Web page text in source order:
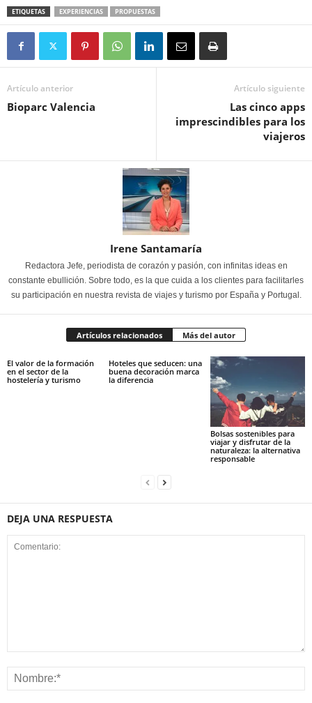
ETIQUETAS EXPERIENCIAS PROPUESTAS
Artículo anterior
Bioparc Valencia
Artículo siguiente
Las cinco apps
imprescindibles para los
viajeros
Irene Santamaría
Redactora Jefe, periodista de corazón y pasión, con infinitas ideas en
constante ebullición. Sobre todo, es la que cuida a los clientes para facilitarles
su participación en nuestra revista de viajes y turismo por España y Portugal.
Artículos relacionados Más del autor
El valor de la formación
en el sector de la
hostelería y turismo
Hoteles que seducen: una
buena decoración marca
la diferencia
Bolsas sostenibles para
viajar y disfrutar de la
naturaleza: la alternativa
responsable
DEJA UNA RESPUESTA